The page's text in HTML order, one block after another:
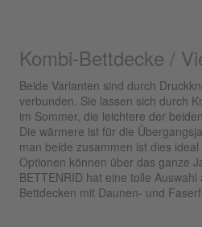
Kombi-Bettdecke /
Beide Varianten sind durch
verbunden. Sie lassen sich durch
im Sommer, die leichtere der
Die wärmere ist für die
man beide zusammen ist dies
Optionen können über das ganze
BETTENRID hat eine tolle
Bettdecken mit Daunen- und